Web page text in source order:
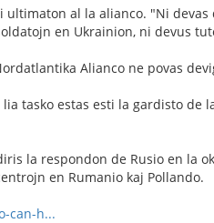
al la alianco. "Ni
en Ukrainion, ni devus
Alianco ne povas
tasko estas esti la gardisto
la respondon de Rusio en la
en Rumanio kaj Pollando.
can-h...